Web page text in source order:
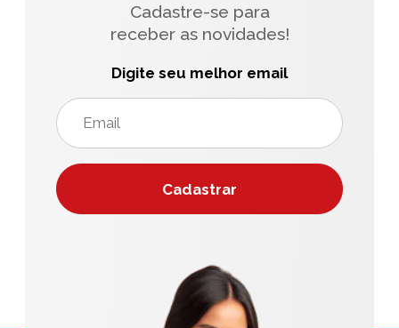
Cadastre-se para
receber as novidades!
Digite seu melhor email